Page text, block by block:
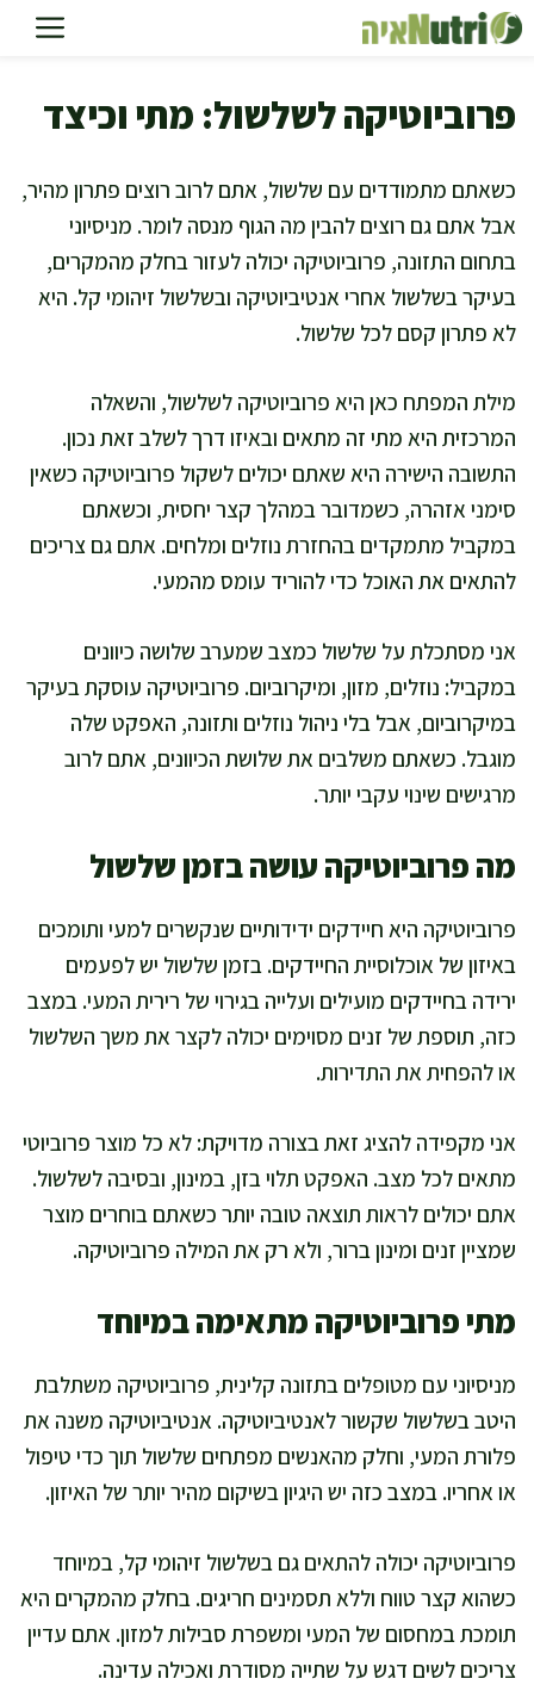
לדלג
לתוכן
פרוביוטיקה לשלשול: מתי וכיצד
כשאתם מתמודדים עם שלשול, אתם לרוב רוצים פתרון מהיר,
אבל אתם גם רוצים להבין מה הגוף מנסה לומר. מניסיוני
בתחום התזונה, פרוביוטיקה יכולה לעזור בחלק מהמקרים,
בעיקר בשלשול אחרי אנטיביוטיקה ובשלשול זיהומי קל. היא
לא פתרון קסם לכל שלשול.
מילת המפתח כאן היא פרוביוטיקה לשלשול, והשאלה
המרכזית היא מתי זה מתאים ובאיזו דרך לשלב זאת נכון.
התשובה הישירה היא שאתם יכולים לשקול פרוביוטיקה כשאין
סימני אזהרה, כשמדובר במהלך קצר יחסית, וכשאתם
במקביל מתמקדים בהחזרת נוזלים ומלחים. אתם גם צריכים
להתאים את האוכל כדי להוריד עומס מהמעי.
אני מסתכלת על שלשול כמצב שמערב שלושה כיוונים
במקביל: נוזלים, מזון, ומיקרוביום. פרוביוטיקה עוסקת בעיקר
במיקרוביום, אבל בלי ניהול נוזלים ותזונה, האפקט שלה
מוגבל. כשאתם משלבים את שלושת הכיוונים, אתם לרוב
מרגישים שינוי עקבי יותר.
מה פרוביוטיקה עושה בזמן שלשול
פרוביוטיקה היא חיידקים ידידותיים שנקשרים למעי ותומכים
באיזון של אוכלוסיית החיידקים. בזמן שלשול יש לפעמים
ירידה בחיידקים מועילים ועלייה בגירוי של רירית המעי. במצב
כזה, תוספת של זנים מסוימים יכולה לקצר את משך השלשול
או להפחית את התדירות.
אני מקפידה להציג זאת בצורה מדויקת: לא כל מוצר פרוביוטי
מתאים לכל מצב. האפקט תלוי בזן, במינון, ובסיבה לשלשול.
אתם יכולים לראות תוצאה טובה יותר כשאתם בוחרים מוצר
שמציין זנים ומינון ברור, ולא רק את המילה פרוביוטיקה.
מתי פרוביוטיקה מתאימה במיוחד
מניסיוני עם מטופלים בתזונה קלינית, פרוביוטיקה משתלבת
היטב בשלשול שקשור לאנטיביוטיקה. אנטיביוטיקה משנה את
פלורת המעי, וחלק מהאנשים מפתחים שלשול תוך כדי טיפול
או אחריו. במצב כזה יש היגיון בשיקום מהיר יותר של האיזון.
פרוביוטיקה יכולה להתאים גם בשלשול זיהומי קל, במיוחד
כשהוא קצר טווח וללא תסמינים חריגים. בחלק מהמקרים היא
תומכת במחסום של המעי ומשפרת סבילות למזון. אתם עדיין
צריכים לשים דגש על שתייה מסודרת ואכילה עדינה.